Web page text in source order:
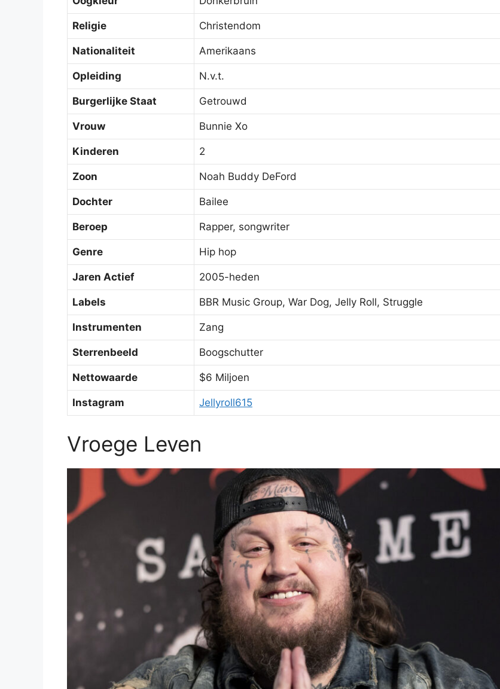
Religie Christendom
Nationaliteit Amerikaans
Opleiding N.v.t.
Burgerlijke Staat Getrouwd
Vrouw Bunnie Xo
Kinderen 2
Zoon Noah Buddy DeFord
Dochter Bailee
Beroep Rapper, songwriter
Genre Hip hop
Jaren Actief 2005-heden
Labels BBR Music Group, War Dog, Jelly Roll, Struggle
Instrumenten Zang
Sterrenbeeld Boogschutter
Nettowaarde $6 Miljoen
Instagram Jellyroll615
Vroege Leven